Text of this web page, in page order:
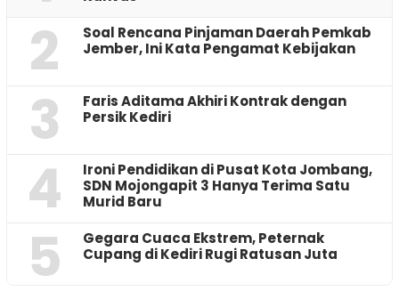
2
‎Soal Rencana Pinjaman Daerah Pemkab
Jember, Ini Kata Pengamat Kebijakan ‎
3
Faris Aditama Akhiri Kontrak dengan
Persik Kediri
4
Ironi Pendidikan di Pusat Kota Jombang,
SDN Mojongapit 3 Hanya Terima Satu
Murid Baru
5
‎Gegara Cuaca Ekstrem, Peternak
Cupang di Kediri Rugi Ratusan Juta